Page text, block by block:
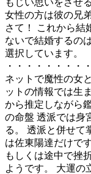
女性の方は彼の兄
さて！ これから結
ないで結婚するの
選択しています。
・・・・・・・・
ネットで魔性の女
ットの情報では生
から推定しながら
の命盤 透派では身
る。 透派と併せて
は佐東陽達だけで
もしくは途中で挫
ようです。 大運の